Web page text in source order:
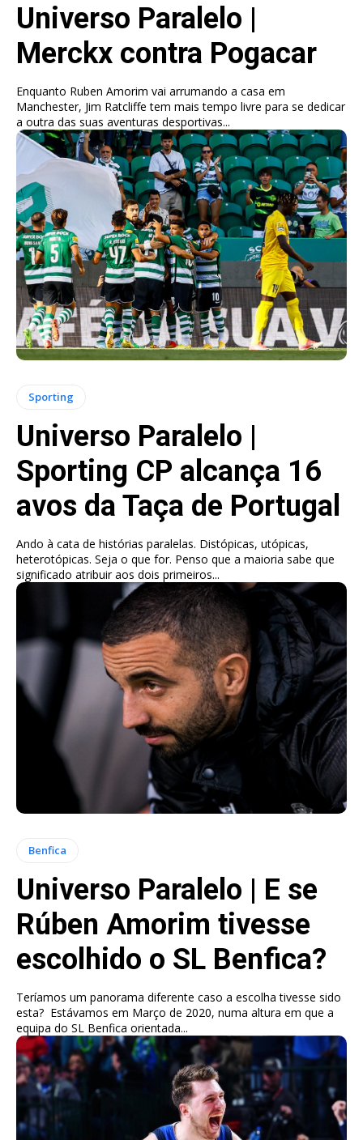
Universo Paralelo |
Merckx contra Pogacar
Enquanto Ruben Amorim vai arrumando a casa em
Manchester, Jim Ratcliffe tem mais tempo livre para se dedicar
a outra das suas aventuras desportivas...
Sporting
Universo Paralelo |
Sporting CP alcança 16
avos da Taça de Portugal
Ando à cata de histórias paralelas. Distópicas, utópicas,
heterotópicas. Seja o que for. Penso que a maioria sabe que
significado atribuir aos dois primeiros...
Benfica
Universo Paralelo | E se
Rúben Amorim tivesse
escolhido o SL Benfica?
Teríamos um panorama diferente caso a escolha tivesse sido
esta? Estávamos em Março de 2020, numa altura em que a
equipa do SL Benfica orientada...